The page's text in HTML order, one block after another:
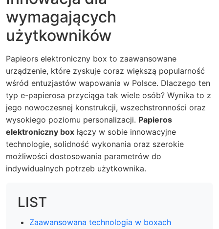
wymagających
użytkowników
Papieors elektroniczny box to zaawansowane
urządzenie, które zyskuje coraz większą popularność
wśród entuzjastów wapowania w Polsce. Dlaczego ten
typ e-papierosa przyciąga tak wiele osób? Wynika to z
jego nowoczesnej konstrukcji, wszechstronności oraz
wysokiego poziomu personalizacji. Papieros
elektroniczny box łączy w sobie innowacyjne
technologie, solidność wykonania oraz szerokie
możliwości dostosowania parametrów do
indywidualnych potrzeb użytkownika.
LIST
Zaawansowana technologia w boxach